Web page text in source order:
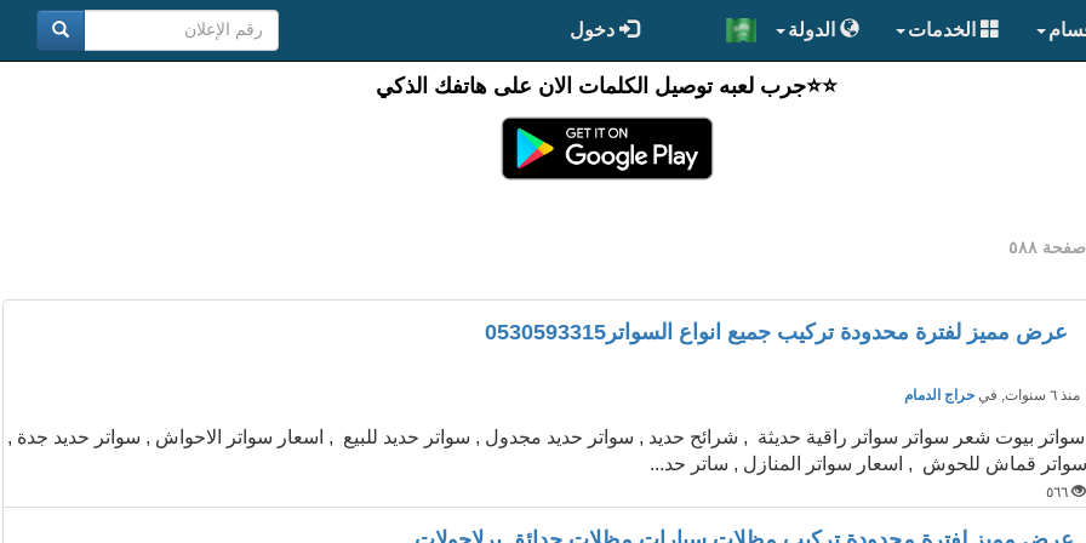
الخدمات الدولة دخول
⭐️⭐جرب لعبه توصيل الكلمات الان على هاتفك الذكي
٥٨٨
عرض مميز لفترة محدودة تركيب جميع انواع السواتر0530593315
منذ ٦ سنوات , فيحراج الدمام
سواتر بيوت شعر سواتر سواتر راقية حديثة , شرائح حديد , سواتر حديد مجدول , سواتر حديد للبيع , اسعار سواتر الاحواش , سواتر حديد جدة ,
سواتر قماش للحوش , اسعار سواتر المنازل , ساتر حد...
٥٦٦